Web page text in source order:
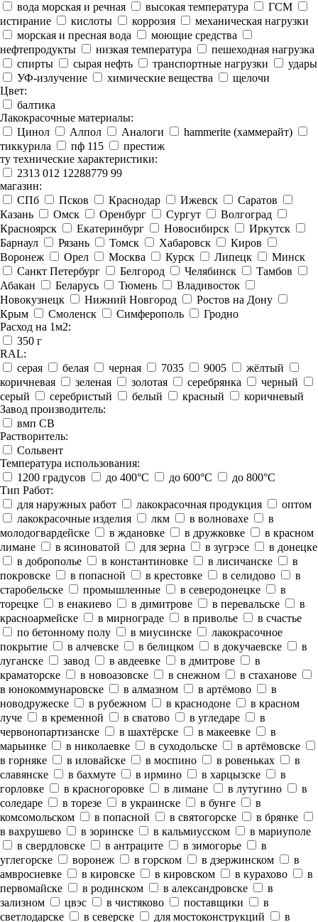
вода морская и речная
высокая температура
ГСМ
истирание
кислоты коррозия
механическая нагрузки
морская и пресная вода
моющие средства
нефтепродукты
низкая температура
пешеходная нагрузка
спирты
сырая нефть транспортные нагрузки
удары
УФ-излучение
химические вещества
щелочи
Цвет:
балтика
Лакокрасочные материалы:
Цинол
Алпол Аналоги
hammerite (хаммерайт)
тиккурила
пф 115
престиж
ту технические характеристики:
2313 012 12288779 99
магазин:
СПб
Псков Краснодар Ижевск
Саратов
Казань
Омск Оренбург Сургут
Волгоград
Красноярск
Екатеринбург Новосибирск
Иркутск
Барнаул
Рязань Томск Хабаровск
Киров
Воронеж
Орел Москва Курск Липецк
Минск
Санкт Петербург
Белгород Челябинск
Тамбов
Абакан
Беларусь Тюмень
Владивосток
Новокузнецк
Нижний Новгород
Ростов на Дону
Крым
Смоленск Симферополь
Гродно
Расход на 1м2:
350 г
RAL:
серая
белая черная 7035 9005
жёлтый
коричневая
зеленая золотая серебрянка
черный
серый
серебристый белый красный
коричневый
Завод производитель:
вмп СВ
Растворитель:
Сольвент
Температура использования:
1200 градусов
до 400°C до 600°C
до 800°C
Тип Работ:
для наружных работ
лакокрасочная продукция
оптом
лакокрасочные изделия
лкм в волновахе
в
молодогвардейске
в ждановке в дружковке
в красном
лимане
в ясиноватой для зерна в зугрэсе
в донецке
в доброполье
в константиновке в лисичанске
в
покровске
в попасной в крестовке в селидово
в
старобельске
промышленные в северодонецке
в
торецке
в енакиево в димитрове в перевальске
в
красноармейске
в мирнограде в приволье
в счастье
по бетонному полу
в миусинске
лакокрасочное
покрытие
в алчевске в белицком в докучаевске
в
луганске
завод в авдеевке в дмитрове
в
краматорске
в новоазовске в снежном
в стаханове
в юнокоммунаровске
в алмазном в артёмово
в
новодружеске
в рубежном в краснодоне
в красном
луче
в кременной в сватово в угледаре
в
червонопартизанске
в шахтёрске в макеевке
в
марьинке
в николаевке в суходольске
в артёмовске
в горняке
в иловайске в моспино в ровеньках
в
славянске
в бахмуте в ирмино в харцызске
в
горловке
в красногоровке в лимане в лутугино
в
соледаре
в торезе в украинске в бунге
в
комсомольском
в попасной в святогорске
в брянке
в вахрушево
в зоринске в кальмиусском
в мариуполе
в свердловске
в антраците в зимогорье
в
углегорске
воронеж в горском в дзержинском
в
амвросиевке
в кировске в кировском в курахово
в
первомайске
в родинском в александровске
в
зализном
цвэс в чистяково поставщики
в
светлодарске
в северске для мостоконструкций в